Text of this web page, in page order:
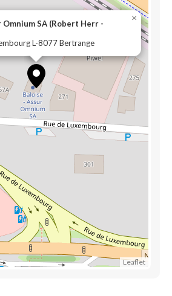
Omnium SA (Robert Herr -
L-8077 Bertrange
×
Leaflet